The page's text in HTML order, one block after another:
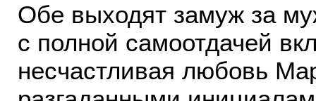
Обе выходят замуж за
с полной самоотдачей
несчастливая любовь